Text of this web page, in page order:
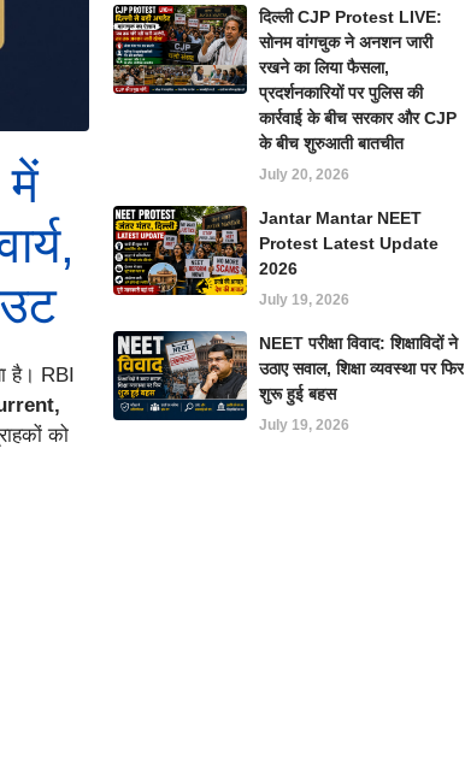
में
है। RBI
को
दिल्ली CJP Protest LIVE:
सोनम वांगचुक ने अनशन जारी
रखने का लिया फैसला,
प्रदर्शनकारियों पर पुलिस की
कार्रवाई के बीच सरकार और CJP
के बीच शुरुआती बातचीत
July 20, 2026
Jantar Mantar NEET
Protest Latest Update
2026
July 19, 2026
NEET परीक्षा विवाद: शिक्षाविदों ने
उठाए सवाल, शिक्षा व्यवस्था पर फिर
शुरू हुई बहस
July 19, 2026